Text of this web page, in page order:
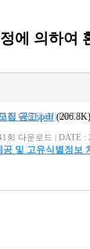
에 의하여
집 공고.pdf
회 다운로드 | DATE :
및 고유식별정보
회 다운로드 | DATE :